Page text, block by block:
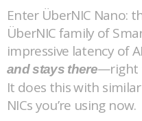
Enter ÜberNIC Nano:
ÜberNIC family of
impressive latency of
and stays there—right
It does this with
NICs you’re using now.